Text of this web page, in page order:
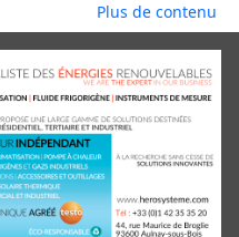
Plus de contenu